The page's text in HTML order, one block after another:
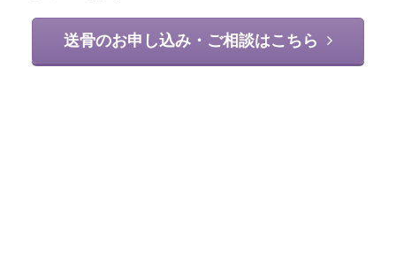
送骨のお申し込み・ご相談はこちら